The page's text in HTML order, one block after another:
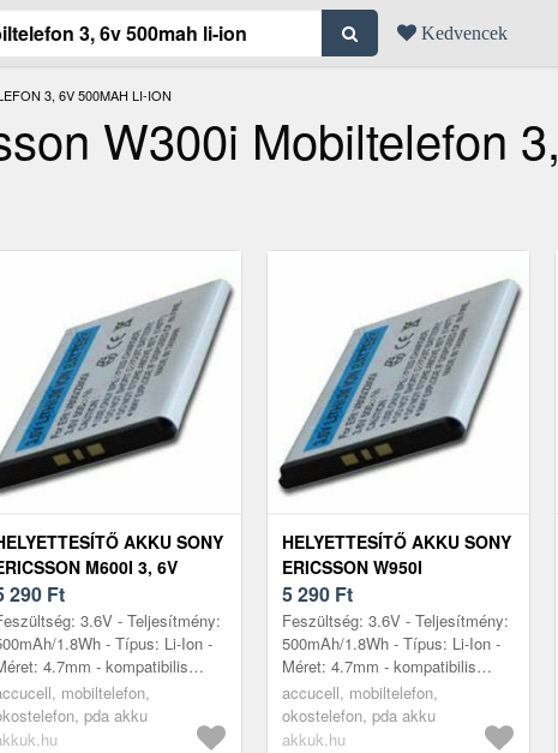
Kedvencek
3, 6V 500MAH LI-ION
W300i Mobiltelefon 3,
AKKU SONY
M600I 3, 6V
LI-ION
290 Ft
3.6V - Teljesítmény:
1.8Wh - Típus: Li-Ion -
4.7mm - kompatibilis
M600i, Sony Ericsson
Sony Ericsson M60...
mobiltelefon,
pda akku
HELYETTESÍTŐ AKKU SONY
ERICSSON W950I
MOBILTELEFON 3, 6V
500MAH LI-ION
5 290 Ft
Feszültség: 3.6V - Teljesítmény:
500mAh/1.8Wh - Típus: Li-Ion -
Méret: 4.7mm - kompatibilis
modellek: W950i, Sony Ericsson
K800i, Sony Ericsson M60...
accucell, mobiltelefon,
okostelefon, pda akku
akkuk.hu